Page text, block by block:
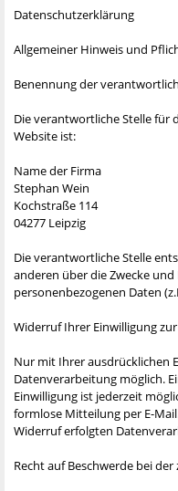
Datenschutzerklärung
Allgemeiner Hinweis und
Benennung der
Die verantwortliche Stelle für
Website ist:
Name der Firma
Stephan Wein
Kochstraße 114
04277 Leipzig
Die verantwortliche Stelle
anderen über die Zwecke
personenbezogenen Daten
Widerruf Ihrer Einwilligung
Nur mit Ihrer ausdrücklichen
Datenverarbeitung möglich.
Einwilligung ist jederzeit
formlose Mitteilung per E-
Widerruf erfolgten
Recht auf Beschwerde bei